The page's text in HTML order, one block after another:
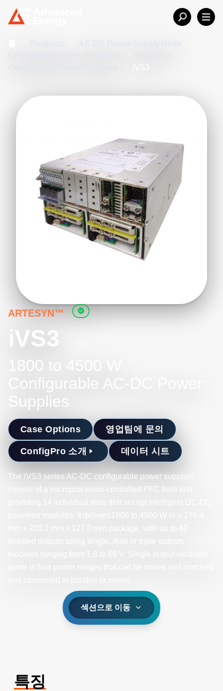
ARTESYN™
iVS3
1800 to 4500 W
Configurable AC-DC Power
Supplies
Case Options 영업팀에 문의
ConfigPro 소개 데이터 시트
The iVS3 series AC-DC configurable power supplies
consist of a microprocessor-controlled PFC front end
섹션으로 이동
특징